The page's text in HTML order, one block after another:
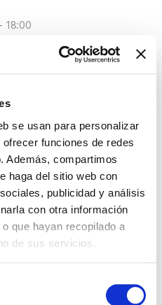
se usan para personalizar
funciones de redes
Además, compartimos
haga del sitio web con
publicidad y análisis
con otra información
que hayan recopilado a
de sus servicios.
18:00
de
– Campus
Sala de
Carrer de
Llarga, s/n